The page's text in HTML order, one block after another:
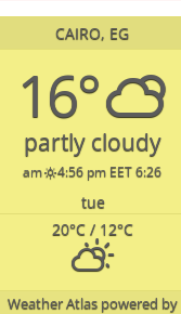
CAIRO, EG
16°
partly cloudy
6:26 am
4:56 pm EET
tue
20°C / 12°C
powered by
Weather Atlas